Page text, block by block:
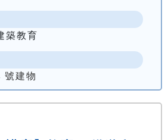
築教育
號建物